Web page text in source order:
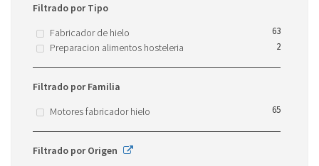
Filtrado por Tipo
Fabricador de hielo
63
Preparacion alimentos hosteleria 2
Filtrado por Familia
Motores fabricador hielo
65
Filtrado por Origen